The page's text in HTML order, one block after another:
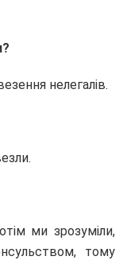
нелегалів.
ми зрозуміли,
тому